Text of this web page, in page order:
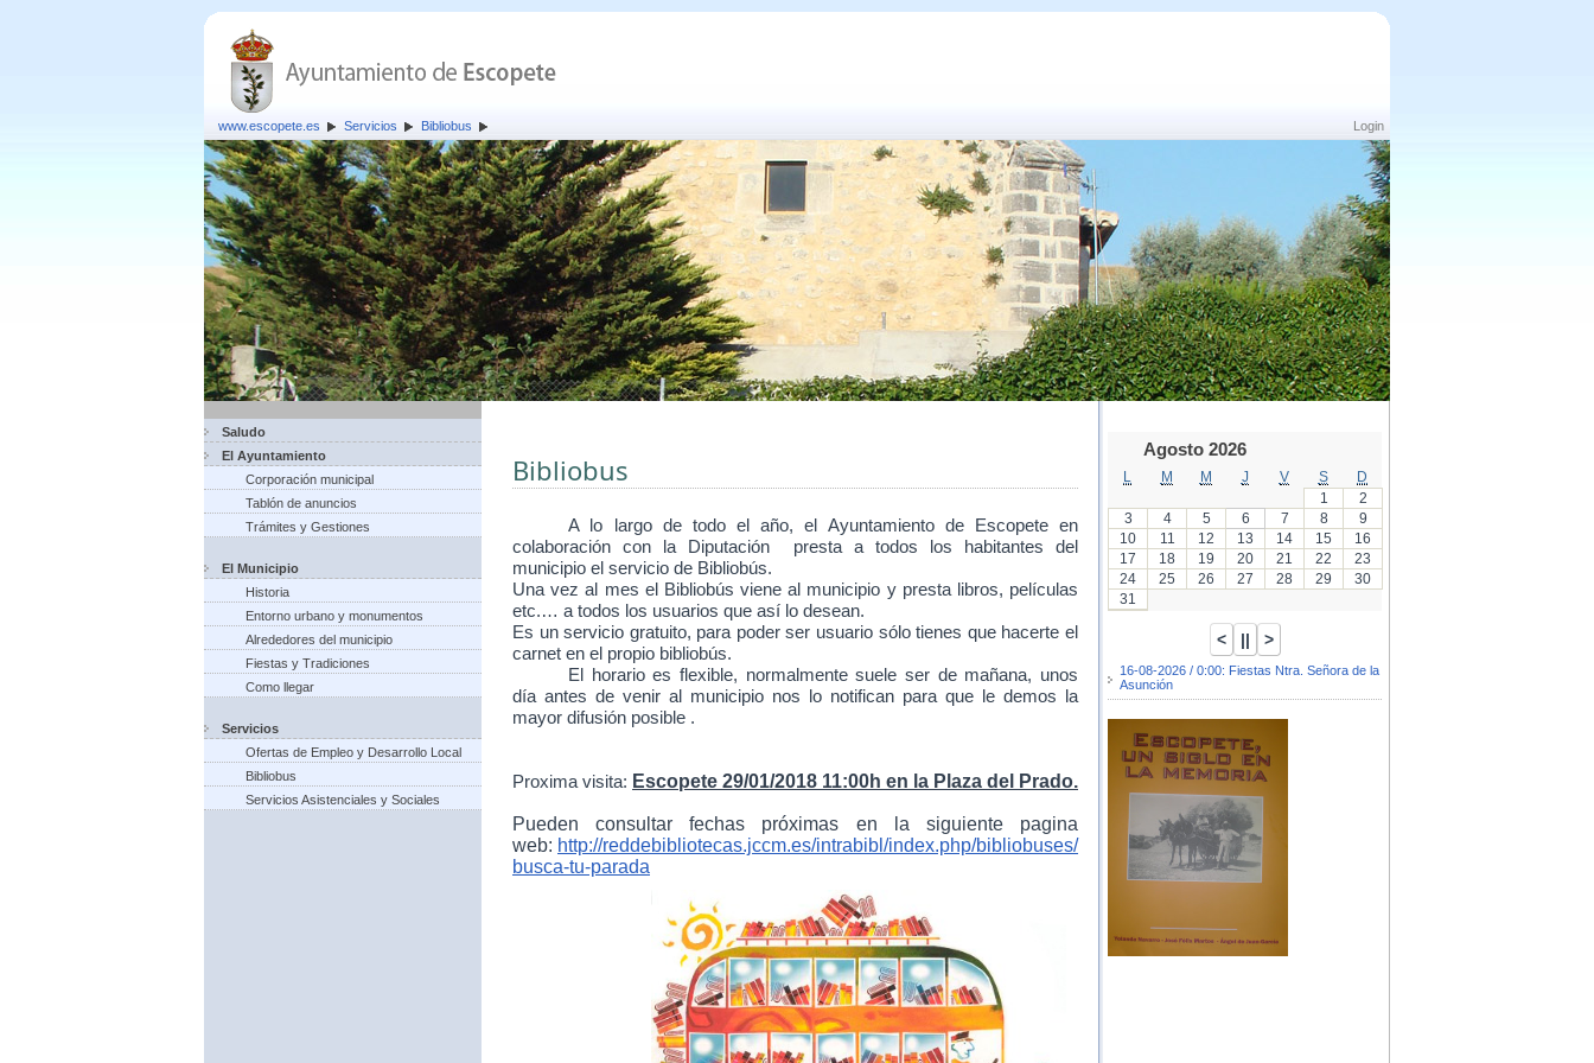
Login
www.escopete.es Servicios Bibliobus
Saludo
El Ayuntamiento
Corporación municipal
Tablón de anuncios
Trámites y Gestiones
El Municipio
Historia
Entorno urbano y monumentos
Alrededores del municipio
Fiestas y Tradiciones
Como llegar
Servicios
Ofertas de Empleo y Desarrollo Local
Bibliobus
Servicios Asistenciales y Sociales
Bibliobus
A lo largo de todo el
año, el Ayuntamiento de Escopete en
colaboración con la Diputación presta a todos los habitantes del
municipio el servicio de Bibliobús.
Una vez al mes el Bibliobús viene al municipio y presta libros, películas
etc.… a todos los usuarios que así lo desean.
Es un servicio gratuito, para poder ser usuario sólo tienes que hacerte el
carnet en el propio bibliobús.
El horario es flexible, normalmente suele ser de mañana, unos
día antes de venir al municipio nos lo notifican para que le demos la
mayor difusión posible .
Proxima visita: Escopete 29/01/2018 11:00h en la Plaza del Prado.
Pueden consultar fechas próximas en la siguiente pagina
web: http://reddebibliotecas.jccm.es/intrabibl/index.php/bibliobuses/
busca-tu-parada
Agosto 2026
M M J V S
D
1
2
3
4 5 6 7 8
9
10
11 12 13 14 15
16
17
18 19 20 21 22
23
24
25 26 27 28 29
30
31
16-08-2026 / 0:00: Fiestas Ntra. Señora de la
Asunción